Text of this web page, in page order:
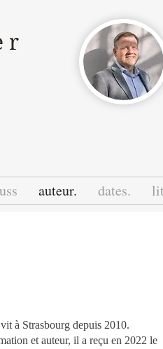
auteur. dates.
à Strasbourg depuis 2010.
et auteur, il a reçu en 2022 le